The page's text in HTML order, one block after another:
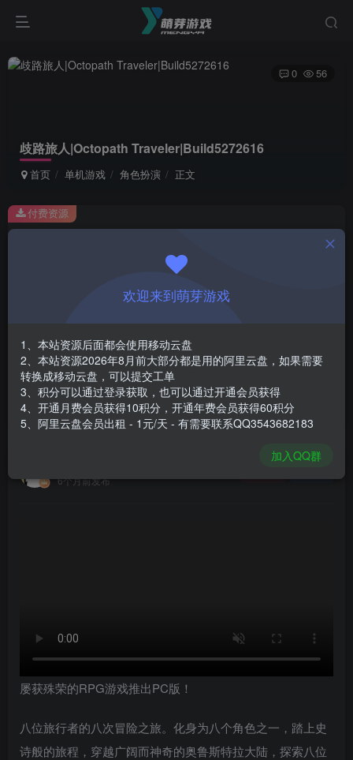
歧路旅人|Octopath Traveler|Build5272616
首页 单机游戏 角色扮演 正文
0 56
此内容为付费资源，请付费后查看
￥1
免费
登录购买
安装包大小
游戏本体大小
3.17 GB
付费资源
6个月前发布
屡获殊荣的RPG游戏推出PC版！
八位旅行者的八次冒险之旅。化身为八个角色之一，踏上史
诗般的旅程，穿越广阔而神奇的奥鲁斯特拉大陆，探索八位
欢迎来到萌芽游戏
1、本站资源后面都会使用移动云盘
2、本站资源2026年8月前大部分都是用的阿里云盘，如果需要
转换成移动云盘，可以提交工单
3、积分可以通过登录获取，也可以通过开通会员获得
4、开通月费会员获得10积分，开通年费会员获得60积分
5、阿里云盘会员出租 - 1元/天 - 有需要联系QQ3543682183
加入QQ群